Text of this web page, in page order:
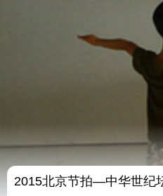
2015北京节拍—中华世纪